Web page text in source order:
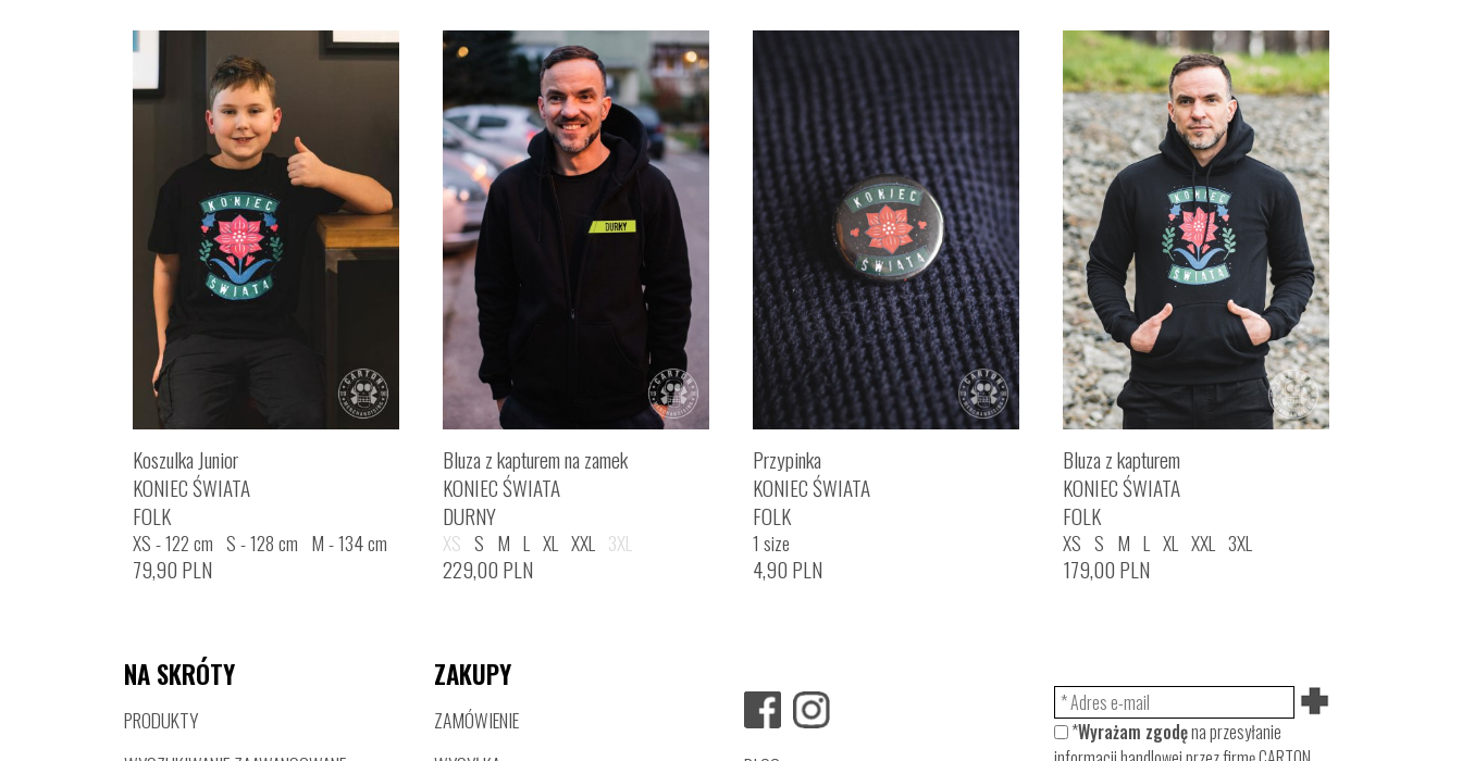
Koszulka Junior
KONIEC ŚWIATA
FOLK
XS - 122 cm S - 128 cm M - 134 cm
L - 140 cm
79,90 PLN
Bluza z kapturem na zamek
KONIEC ŚWIATA
DURNY
XS S M L XL XXL 3XL
229,00 PLN
Przypinka
KONIEC ŚWIATA
FOLK
1 size
4,90 PLN
Bluza z kapturem
KONIEC ŚWIATA
FOLK
XS S M L XL XXL 3XL
179,00 PLN
NA SKRÓTY
PRODUKTY
ZAKUPY
ZAMÓWIENIE
*Wyrażam zgodęna przesyłanie